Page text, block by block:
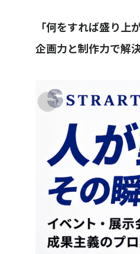
「何をすれば盛り
企画力と制作力で解